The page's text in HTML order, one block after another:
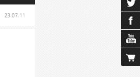
23.07.11